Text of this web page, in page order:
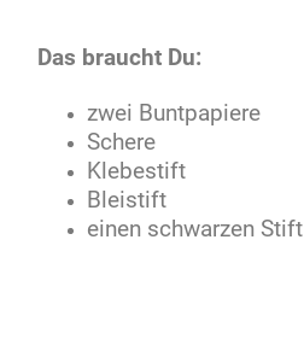
Das braucht Du:
zwei Buntpapiere
Schere
Klebestift
Bleistift
einen schwarzen Stift